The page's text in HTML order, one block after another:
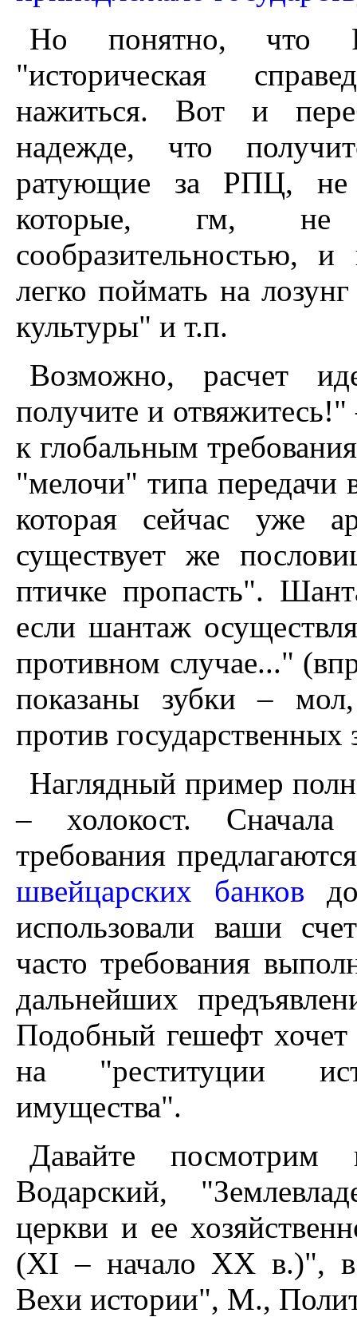
Но понятно, что
"историческая
нажиться. Вот и
надежде, что
ратующие за РПЦ, не
которые, гм,
сообразительностью,
легко поймать на
культуры" и т.п.
Возможно, расчет
получите и отвяжитесь!"
к глобальным
"мелочи" типа передачи
которая сейчас уже
существует же
птичке пропасть".
если шантаж
противном случае..."
показаны зубки –
против государственных
Наглядный пример
– холокост. Сначала
требования
швейцарских банков
использовали ваши
часто требования
дальнейших
Подобный гешефт
на "реституции
имущества".
Давайте посмотрим
Водарский,
церкви и ее
(XI – начало XX в.)", в
Вехи истории", М.,